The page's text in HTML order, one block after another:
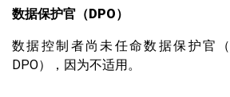
数据保护官（DPO）
数据控制者尚未任命数据保护官
DPO），因为不适用。